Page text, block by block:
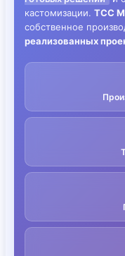
кастомизации. ТСС
собственное
реализованных